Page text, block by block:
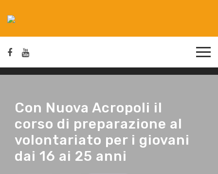
Con Nuova Acropoli il
corso di preparazione al
volontariato per i giovani
dai 16 ai 25 anni